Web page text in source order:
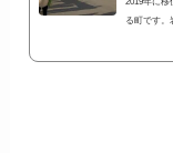
る町です。